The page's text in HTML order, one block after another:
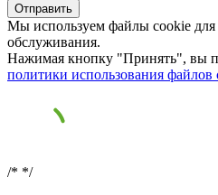
Мы используем файлы cookie для
обслуживания.
Нажимая кнопку "Принять", вы
политики использования файлов
/* */